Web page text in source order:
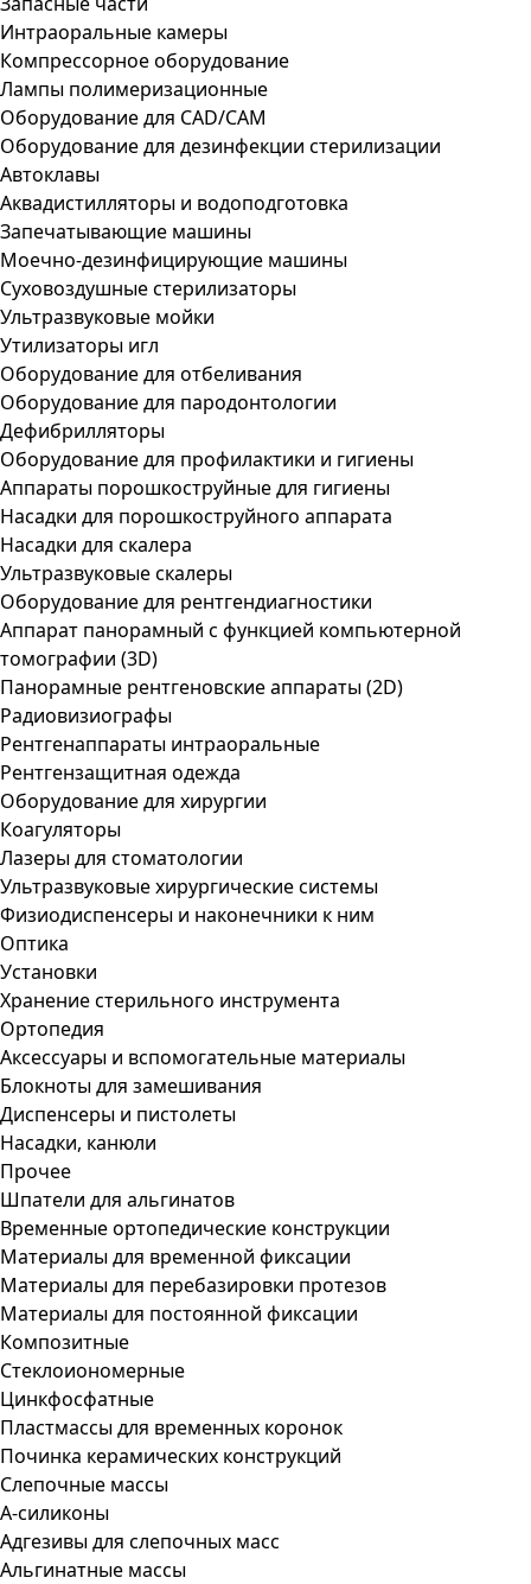
Интраоральные камеры
Компрессорное оборудование
Лампы полимеризационные
Оборудование для CAD/CAM
Оборудование для дезинфекции стерилизации
Автоклавы
Аквадистилляторы и водоподготовка
Запечатывающие машины
Моечно-дезинфицирующие машины
Суховоздушные стерилизаторы
Ультразвуковые мойки
Утилизаторы игл
Оборудование для отбеливания
Оборудование для пародонтологии
Дефибрилляторы
Оборудование для профилактики и гигиены
Аппараты порошкоструйные для гигиены
Насадки для порошкоструйного аппарата
Насадки для скалера
Ультразвуковые скалеры
Оборудование для рентгендиагностики
Аппарат панорамный с функцией компьютерной
томографии (3D)
Панорамные рентгеновские аппараты (2D)
Радиовизиографы
Рентгенаппараты интраоральные
Рентгензащитная одежда
Оборудование для хирургии
Коагуляторы
Лазеры для стоматологии
Ультразвуковые хирургические системы
Физиодиспенсеры и наконечники к ним
Оптика
Установки
Хранение стерильного инструмента
Ортопедия
Аксессуары и вспомогательные материалы
Блокноты для замешивания
Диспенсеры и пистолеты
Насадки, канюли
Прочее
Шпатели для альгинатов
Временные ортопедические конструкции
Материалы для временной фиксации
Материалы для перебазировки протезов
Материалы для постоянной фиксации
Композитные
Стеклоиономерные
Цинкфосфатные
Пластмассы для временных коронок
Починка керамических конструкций
Слепочные массы
А-силиконы
Адгезивы для слепочных масс
Альгинатные массы